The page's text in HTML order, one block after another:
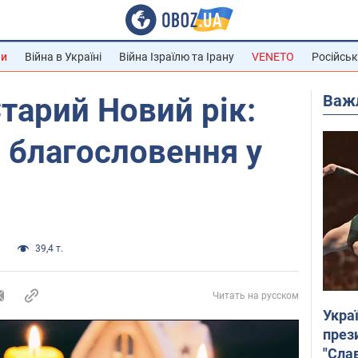
Війна в Україні Війна Ізраїлю та Ірану VENETO
Новий рік:
у
39,4 т.
Читать на русском